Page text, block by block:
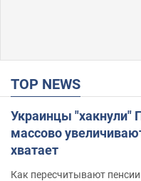
TOP NEWS
Украинцы
массово
хватает
Как пересчитывают пенсии